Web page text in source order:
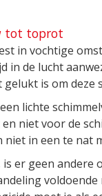
tot toprot
in vochtige
in de lucht
gelukt is om
lichte
niet voor de
in een te nat
er geen